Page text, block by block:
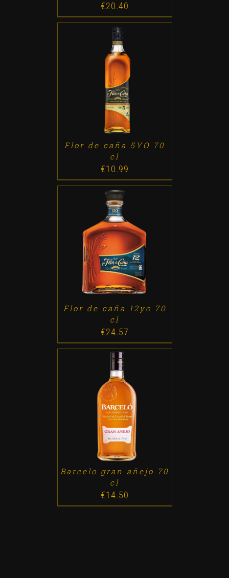
€20.40
ADD TO CART / DETALLES
Flor de caña 5YO 70
cl
€10.99
ADD TO CART DETALLES
Flor de caña 12yo 70
cl
€24.57
ADD TO CART / DETALLES
Barcelo gran añejo 70
cl
€14.50